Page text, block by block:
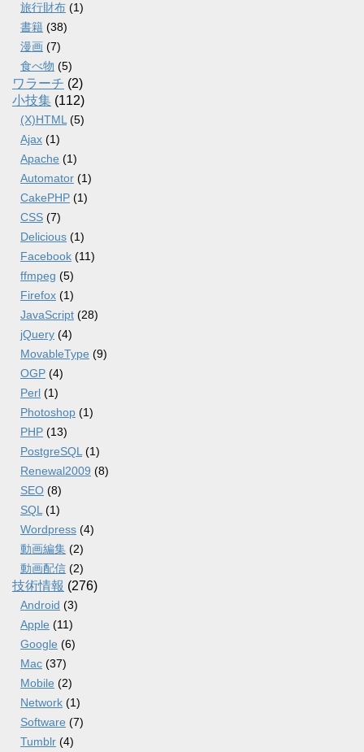
旅行財布 (1)
書籍 (38)
漫画 (7)
食べ物 (5)
ワラーチ (2)
小技集 (112)
(X)HTML (5)
Ajax (1)
Apache (1)
Automator (1)
CakePHP (1)
CSS (7)
Delicious (1)
Facebook (11)
ffmpeg (5)
Firefox (1)
JavaScript (28)
jQuery (4)
MovableType (9)
OGP (4)
Perl (1)
Photoshop (1)
PHP (13)
PostgreSQL (1)
Renewal2009 (8)
SEO (8)
SQL (1)
Wordpress (4)
動画編集 (2)
動画配信 (2)
技術情報 (276)
Android (3)
Apple (11)
Google (6)
Mac (37)
Mobile (2)
Network (1)
Software (7)
Tumblr (4)